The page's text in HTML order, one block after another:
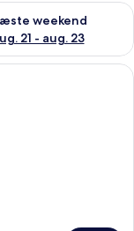
14 - aug. 16
weekend
21 - aug. 23
for næste
med seng,